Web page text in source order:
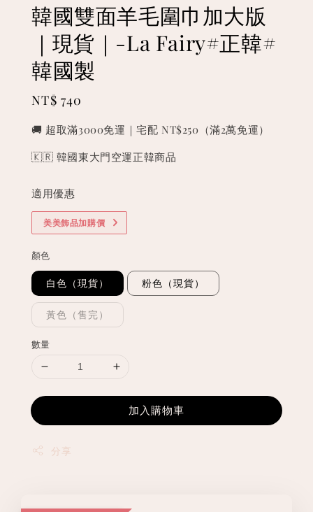
韓國雙面羊毛圍巾加大版
｜現貨｜-La Fairy#正韓#
韓國製
Regular
NT$ 740
🚚 超取滿3000免運｜宅配 NT$250（滿2萬免運）
🇰🇷 韓國東大門空運正韓商品
適用優惠
美美飾品加購價
顏色
白色（現貨） 粉色（現貨）
黃色（售完）
數量
加入購物車
分享